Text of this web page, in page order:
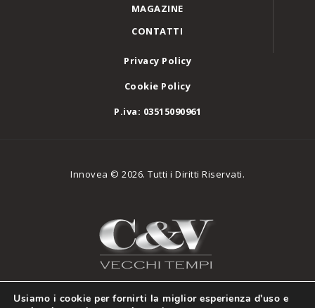
MAGAZINE
CONTATTI
Privacy Policy
Cookie Policy
P.iva: 03515090961
Innovea © 2026. Tutti i Diritti Riservati.
Usiamo i cookie per fornirti la miglior esperienza d'uso e